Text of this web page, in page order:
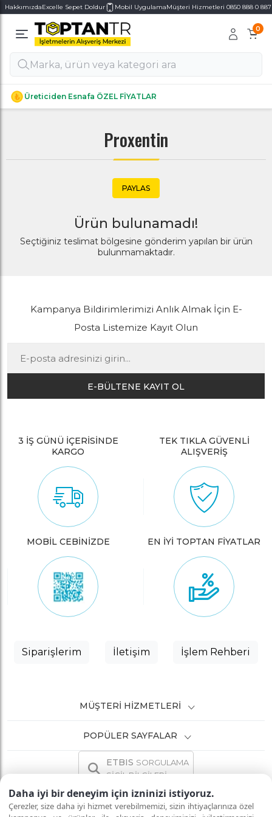
Daha iyi bir deneyim için izninizi istiyoruz.
Çerezler, size daha iyi hizmet verebilmemizi, sizin ihtiyaçlarınıza özel
HakkımızdaExcelle Sepet Doldur Mobil UygulamaMüşteri Hizmetleri 0850 888 0 887
0
Üreticiden Esnafa ÖZEL FİYATLAR
Alt Kategoriler
Alt Kategoriler
Proxentin
PAYLAS
Ürün bulunamadı!
Seçtiğiniz teslimat bölgesine gönderim yapılan bir ürün
bulunmamaktadır.
Kampanya Bildirimlerimizi Anlık Almak İçin E-
Posta Listemize Kayıt Olun
E-BÜLTENE KAYIT OL
3 İŞ GÜNÜ İÇERİSİNDE
KARGO
TEK TIKLA GÜVENLİ
ALIŞVERİŞ
MOBİL CEBİNİZDE EN İYİ TOPTAN FİYATLAR
Siparişlerim İletişim İşlem Rehberi
MÜŞTERI HIZMETLERI
POPÜLER SAYFALAR
ETBIS SORGULAMA
SİCİL BİLGİLERİ